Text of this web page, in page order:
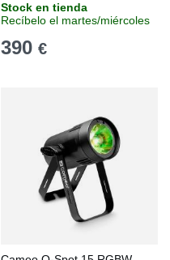
Stock en tienda
Recíbelo el martes/miércoles
390 €